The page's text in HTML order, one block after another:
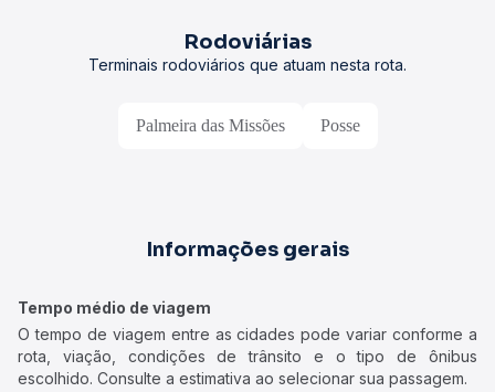
Rodoviárias
Terminais rodoviários que atuam nesta rota.
Palmeira das Missões Posse
Informações gerais
Tempo médio de viagem
O tempo de viagem entre as cidades pode variar conforme a
rota, viação, condições de trânsito e o tipo de ônibus
escolhido. Consulte a estimativa ao selecionar sua passagem.